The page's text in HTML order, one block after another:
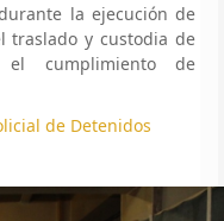
la ejecución de
traslado y custodia de
el cumplimiento de
de Detenidos